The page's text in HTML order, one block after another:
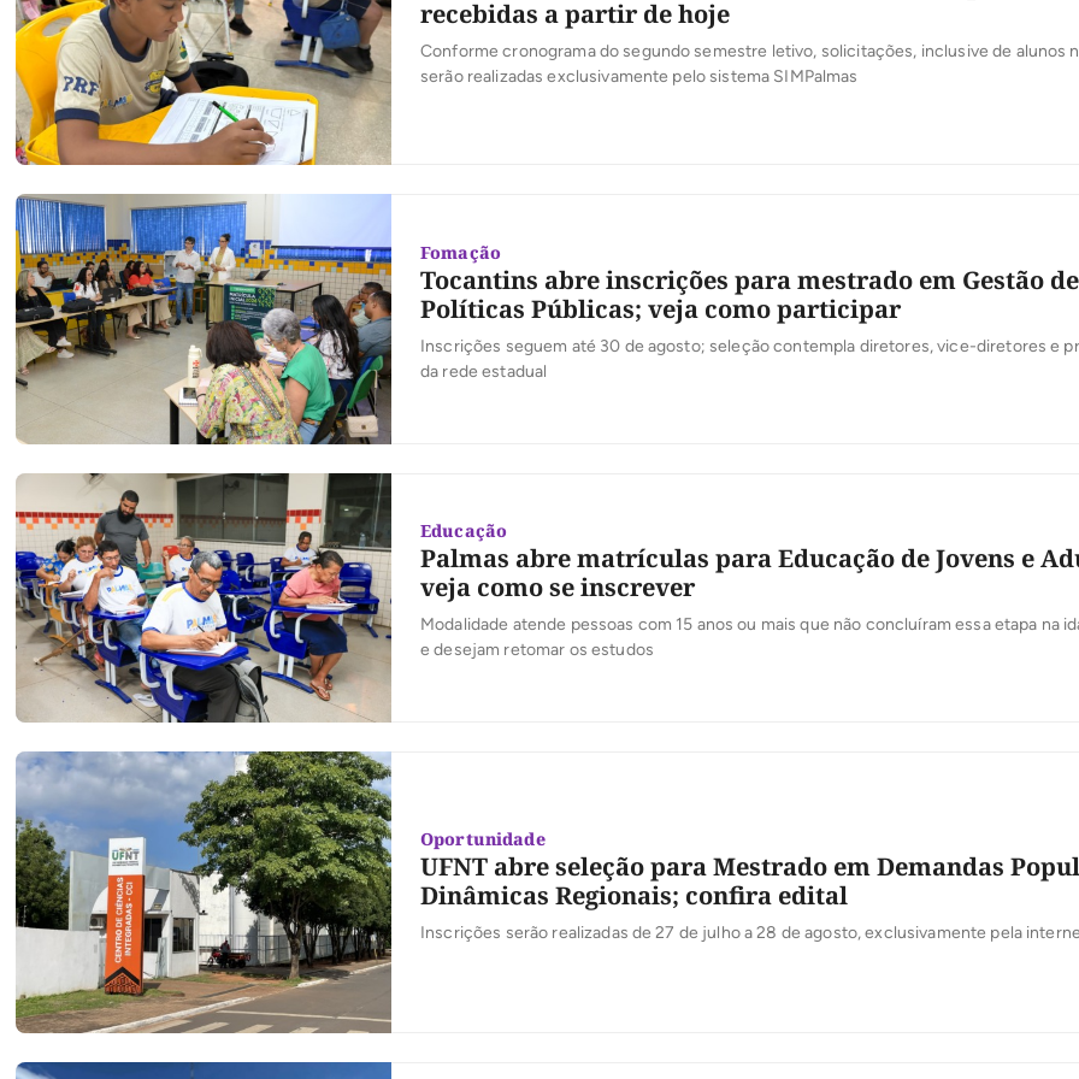
recebidas a partir de hoje
Conforme cronograma do segundo semestre letivo, solicitações, inclusive de alunos
serão realizadas exclusivamente pelo sistema SIMPalmas
Fomação
Tocantins abre inscrições para mestrado em Gestão de
Políticas Públicas; veja como participar
Inscrições seguem até 30 de agosto; seleção contempla diretores, vice-diretores e
da rede estadual
Educação
Palmas abre matrículas para Educação de Jovens e
veja como se inscrever
Modalidade atende pessoas com 15 anos ou mais que não concluíram essa etapa na
e desejam retomar os estudos
Oportunidade
UFNT abre seleção para Mestrado em Demandas
Dinâmicas Regionais; confira edital
Inscrições serão realizadas de 27 de julho a 28 de agosto, exclusivamente pela